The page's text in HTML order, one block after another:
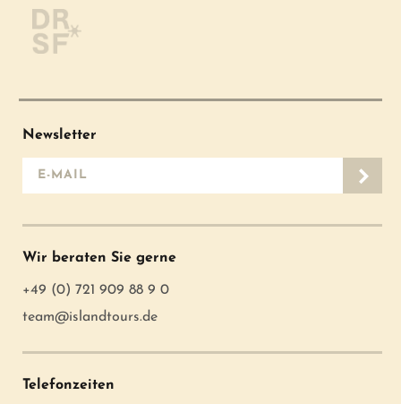
Newsletter
E-Mail-Adresse
Wir beraten Sie gerne
+49 (0) 721 909 88 9 0
team@islandtours.de
Telefonzeiten